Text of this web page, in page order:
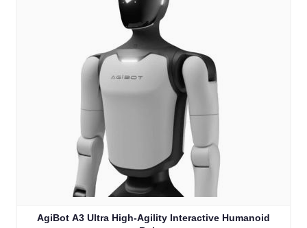
AgiBot A3 Ultra High-Agility Interactive Humanoid